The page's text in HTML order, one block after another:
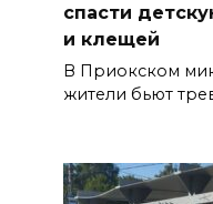
спасти
и клещей
В Приокском
жители бьют